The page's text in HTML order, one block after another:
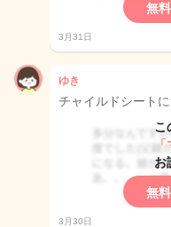
無
3月31日
ゆき
チャイルドシート
こ
「
お
無
3月30日